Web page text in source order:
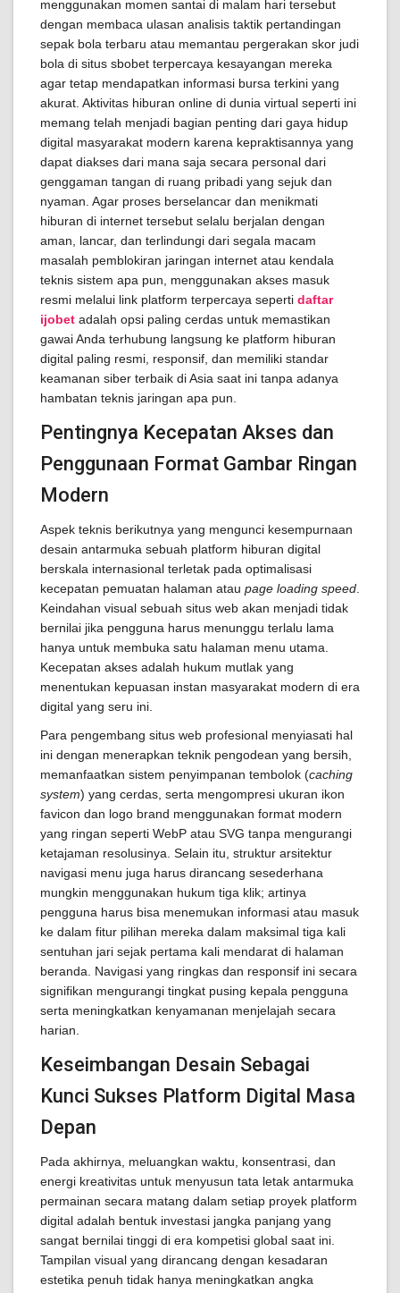
menggunakan momen santai di malam hari tersebut
dengan membaca ulasan analisis taktik pertandingan
sepak bola terbaru atau memantau pergerakan skor judi
bola di situs sbobet terpercaya kesayangan mereka
agar tetap mendapatkan informasi bursa terkini yang
akurat. Aktivitas hiburan online di dunia virtual seperti ini
memang telah menjadi bagian penting dari gaya hidup
digital masyarakat modern karena kepraktisannya yang
dapat diakses dari mana saja secara personal dari
genggaman tangan di ruang pribadi yang sejuk dan
nyaman. Agar proses berselancar dan menikmati
hiburan di internet tersebut selalu berjalan dengan
aman, lancar, dan terlindungi dari segala macam
masalah pemblokiran jaringan internet atau kendala
teknis sistem apa pun, menggunakan akses masuk
resmi melalui link platform terpercaya seperti daftar
ijobet adalah opsi paling cerdas untuk memastikan
gawai Anda terhubung langsung ke platform hiburan
digital paling resmi, responsif, dan memiliki standar
keamanan siber terbaik di Asia saat ini tanpa adanya
hambatan teknis jaringan apa pun.
Pentingnya Kecepatan Akses dan
Penggunaan Format Gambar Ringan
Modern
Aspek teknis berikutnya yang mengunci kesempurnaan
desain antarmuka sebuah platform hiburan digital
berskala internasional terletak pada optimalisasi
kecepatan pemuatan halaman atau page loading speed
Keindahan visual sebuah situs web akan menjadi tidak
bernilai jika pengguna harus menunggu terlalu lama
hanya untuk membuka satu halaman menu utama.
Kecepatan akses adalah hukum mutlak yang
menentukan kepuasan instan masyarakat modern di era
digital yang seru ini.
Para pengembang situs web profesional menyiasati hal
ini dengan menerapkan teknik pengodean yang bersih,
memanfaatkan sistem penyimpanan tembolok (caching
system) yang cerdas, serta mengompresi ukuran ikon
favicon dan logo brand menggunakan format modern
yang ringan seperti WebP atau SVG tanpa mengurangi
ketajaman resolusinya. Selain itu, struktur arsitektur
navigasi menu juga harus dirancang sesederhana
mungkin menggunakan hukum tiga klik; artinya
pengguna harus bisa menemukan informasi atau masuk
ke dalam fitur pilihan mereka dalam maksimal tiga kali
sentuhan jari sejak pertama kali mendarat di halaman
beranda. Navigasi yang ringkas dan responsif ini secara
signifikan mengurangi tingkat pusing kepala pengguna
serta meningkatkan kenyamanan menjelajah secara
harian.
Keseimbangan Desain Sebagai
Kunci Sukses Platform Digital Masa
Depan
Pada akhirnya, meluangkan waktu, konsentrasi, dan
energi kreativitas untuk menyusun tata letak antarmuka
permainan secara matang dalam setiap proyek platform
digital adalah bentuk investasi jangka panjang yang
sangat bernilai tinggi di era kompetisi global saat ini.
Tampilan visual yang dirancang dengan kesadaran
estetika penuh tidak hanya meningkatkan angka